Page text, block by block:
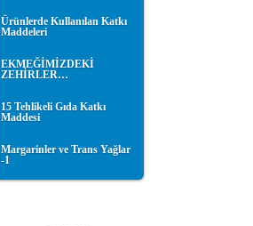
Ürünlerde Kullanılan Katkı
Maddeleri
EKMEĞİMİZDEKİ
ZEHİRLER…
15 Tehlikeli Gıda Katkı
Maddesi
Margarinler ve Trans Yağlar
-1